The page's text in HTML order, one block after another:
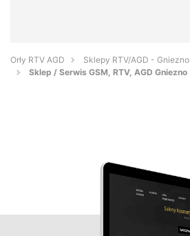
Orły RTV AGD
Sklepy RTV/AGD - Gniezno
Sklep / Serwis GSM, RTV, AGD Gniezno